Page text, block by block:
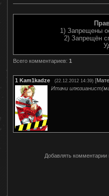
1) Запрещены
2) Запрещён
Всего комментариев: 1
1 Kam1kadze (22.12.2012 14:39) [
Итачи
Добавлять комментарии